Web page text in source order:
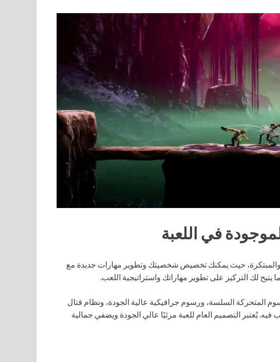
في اللعبة
حيث يمكنك تخصيص شخصيتك وتطوير مهارات جديدة مع
لك التركيز على تطوير مهاراتك واستراتيجية اللعب.
المتحركة السلسة، ورسوم جرافيكية عالية الجودة، ونظام قتال
يُعتبر التصميم العام للعبة مرئيًا عالي الجودة ويضفي جمالية